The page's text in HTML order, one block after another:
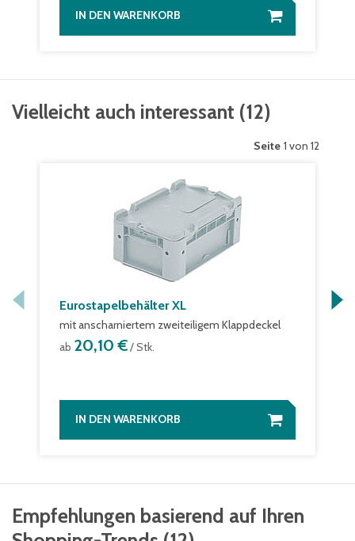
IN DEN WARENKORB
Vielleicht auch interessant (12)
Seite 1 von 12
Eurostapelbehälter XL
mit anscharniertem zweiteiligem Klappdeckel
ab 20,10 €/ Stk.
IN DEN WARENKORB
Empfehlungen basierend auf Ihren